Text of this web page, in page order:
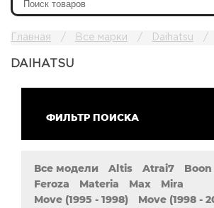
Главная Все марки Daihatsu
DAIHATSU
ФИЛЬТР ПОИСКА
Все модели Altis Atrai7 Boon
Feroza
Materia Max
Mira
Move (1995 - 1998)
Move (1998 -